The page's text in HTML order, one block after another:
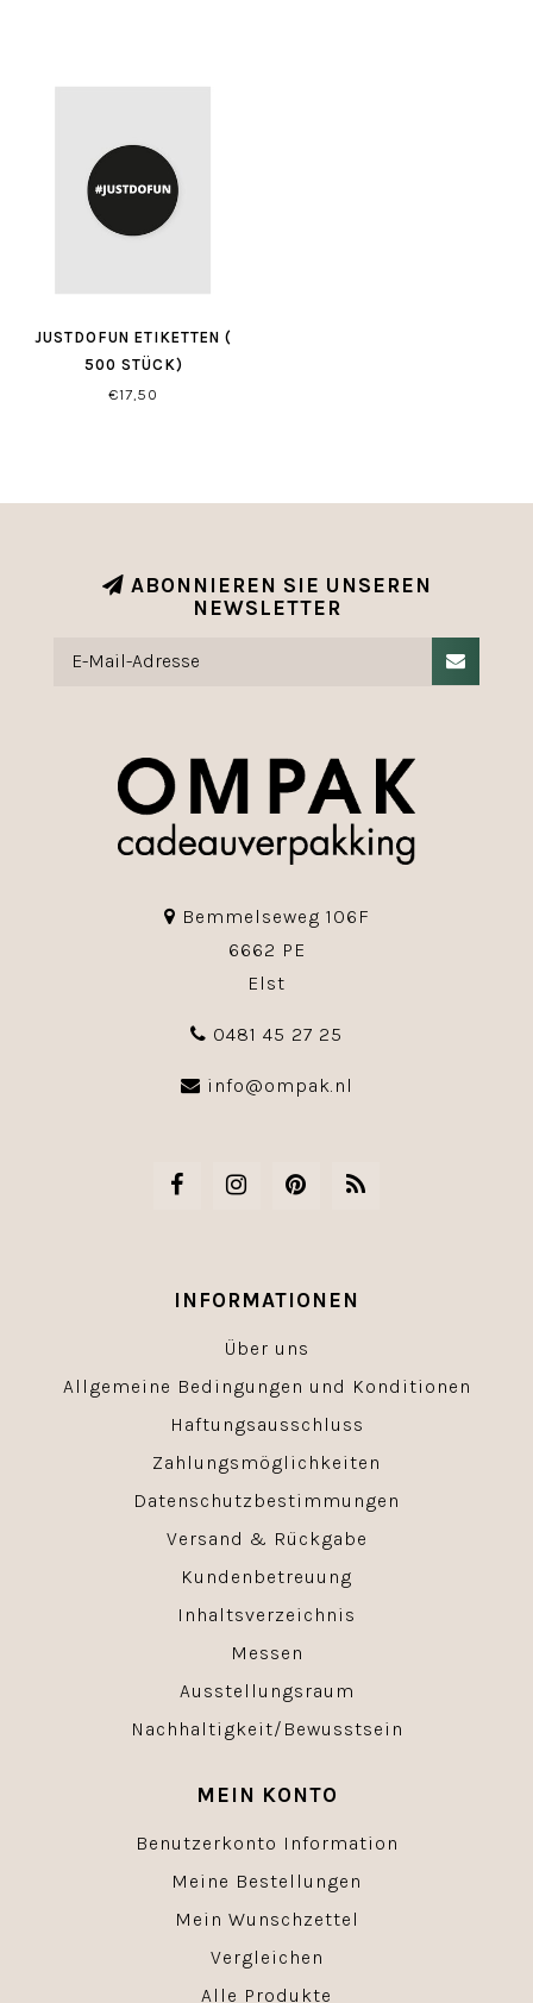
JUSTDOFUN ETIKETTEN (
500 STÜCK)
€17,50
ABONNIEREN SIE UNSEREN
NEWSLETTER
Bemmelseweg 106F
6662 PE
Elst
0481 45 27 25
info@ompak.nl
INFORMATIONEN
Über uns
Allgemeine Bedingungen und Konditionen
Haftungsausschluss
Zahlungsmöglichkeiten
Datenschutzbestimmungen
Versand & Rückgabe
Kundenbetreuung
Inhaltsverzeichnis
Messen
Ausstellungsraum
Nachhaltigkeit/Bewusstsein
MEIN KONTO
Benutzerkonto Information
Meine Bestellungen
Mein Wunschzettel
Vergleichen
Alle Produkte